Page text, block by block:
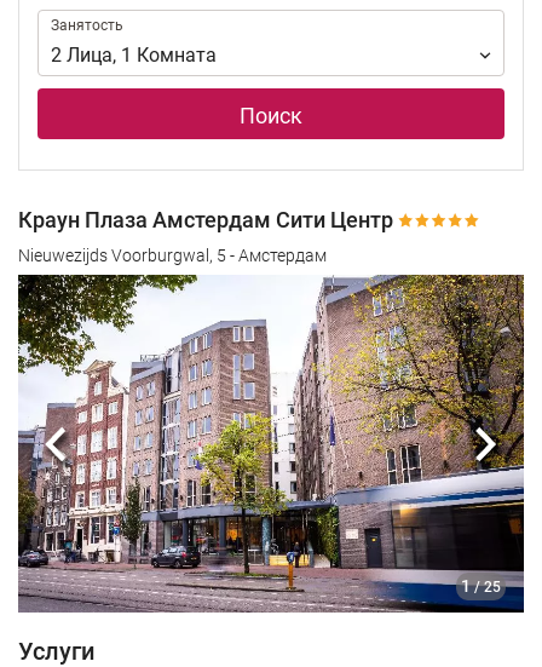
Занятость
Занятость
2 Лица, 1 Комната
Поиск
Краун Плаза Амстердам Сити Центр
Nieuwezijds Voorburgwal, 5 - Амстердам
1 / 25
Предыдущий
Услуги